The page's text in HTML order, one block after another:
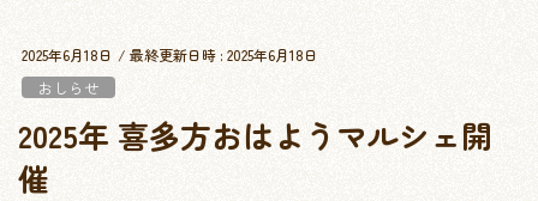
2025年6月18日 / 最終更新日時 : 2025年6月18日
おしらせ
2025年 喜多方おはようマルシェ開
催